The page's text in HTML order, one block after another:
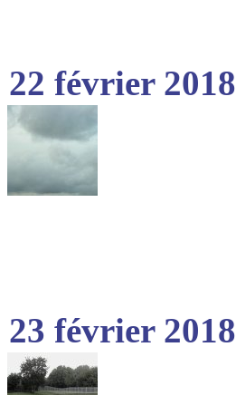
22 février 2018
23 février 2018